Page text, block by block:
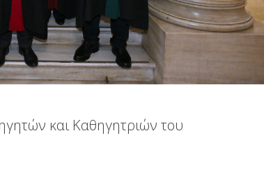
και Καθηγητριών του